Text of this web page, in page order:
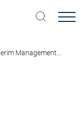
Management...